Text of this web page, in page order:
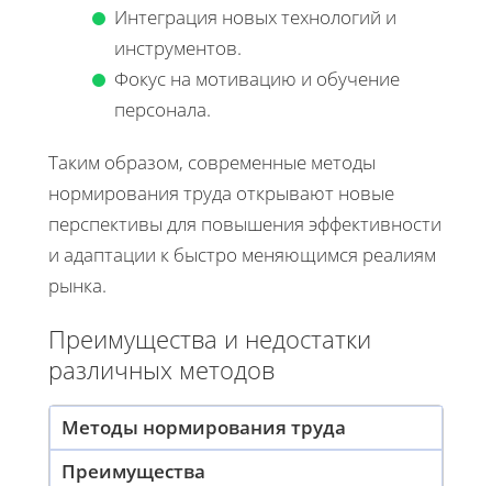
Интеграция новых технологий и
инструментов.
Фокус на мотивацию и обучение
персонала.
Таким образом, современные методы
нормирования труда открывают новые
перспективы для повышения эффективности
и адаптации к быстро меняющимся реалиям
рынка.
Преимущества и недостатки
различных методов
Методы нормирования труда
Преимущества